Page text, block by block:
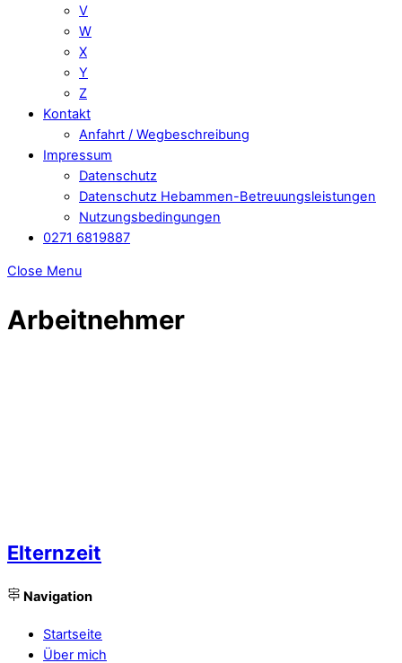
V
W
X
Y
Z
Kontakt
Anfahrt / Wegbeschreibung
Impressum
Datenschutz
Datenschutz Hebammen-Betreuungsleistungen
Nutzungsbedingungen
0271 6819887
Close Menu
Arbeitnehmer
Elternzeit
Navigation
Startseite
Über mich